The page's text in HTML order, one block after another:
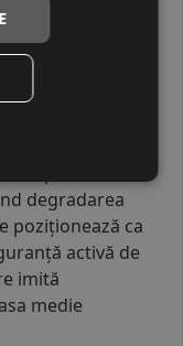
se
pentru
lor
mult peste
pentru
degradarea
poziționează ca
activă de
imită
medie